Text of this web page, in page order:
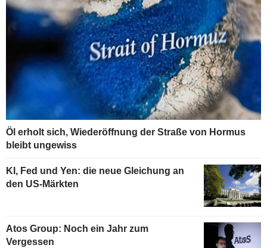
Öl erholt sich, Wiederöffnung der Straße von Hormus
bleibt ungewiss
KI, Fed und Yen: die neue Gleichung an
den US-Märkten
Atos Group: Noch ein Jahr zum
Vergessen